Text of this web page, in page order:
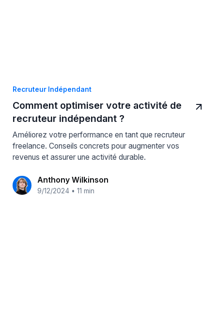
Recruteur Indépendant
Comment optimiser votre activité de
recruteur indépendant ?
Améliorez votre performance en tant que recruteur
freelance. Conseils concrets pour augmenter vos
revenus et assurer une activité durable.
Anthony Wilkinson
9/12/2024 • 11 min